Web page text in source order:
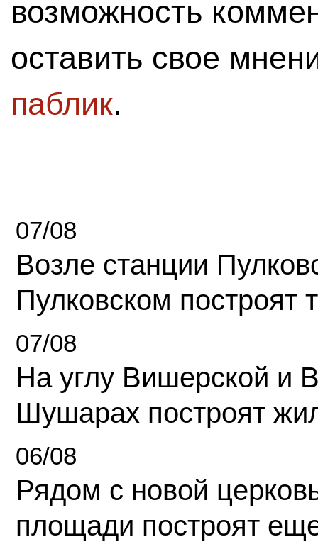
возможность
оставить свое
паблик.
07/08
Возле станции
Пулковском построят
07/08
На углу Вишерской и
Шушарах построят
06/08
Рядом с новой
площади построят